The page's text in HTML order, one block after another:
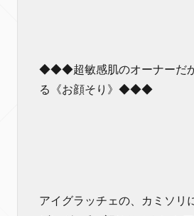
◆◆◆超敏感肌のオーナーだ
る《お顔そり》◆◆◆
アイグラッチェの、カミソリ